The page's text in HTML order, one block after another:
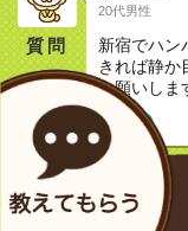
質問
20代男性
新宿でハン
きれば静か
お願いしま
友達と
ぴゃん
30代男性